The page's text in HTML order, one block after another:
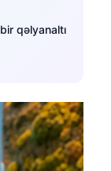
qəlyanaltı